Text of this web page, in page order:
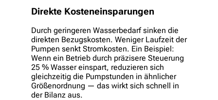
Direkte Kosteneinsparungen
Durch geringeren Wasserbedarf sinken die
direkten Bezugskosten. Weniger Laufzeit der
Pumpen senkt Stromkosten. Ein Beispiel:
Wenn ein Betrieb durch präzisere Steuerung
25 % Wasser einspart, reduzieren sich
gleichzeitig die Pumpstunden in ähnlicher
Größenordnung — das wirkt sich schnell in
der Bilanz aus.